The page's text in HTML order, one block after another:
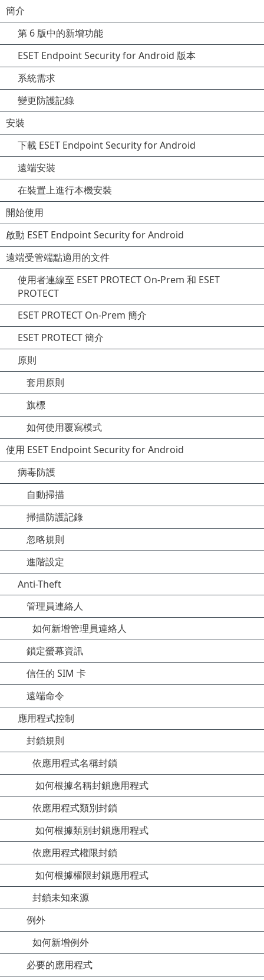
簡介
第 6 版中的新增功能
ESET Endpoint Security for Android 版本
系統需求
變更防護記錄
安裝
下載 ESET Endpoint Security for Android
遠端安裝
在裝置上進行本機安裝
開始使用
啟動 ESET Endpoint Security for Android
遠端受管端點適用的文件
使用者連線至 ESET PROTECT On-Prem 和 ESET
PROTECT
ESET PROTECT On-Prem 簡介
ESET PROTECT 簡介
原則
套用原則
旗標
如何使用覆寫模式
使用 ESET Endpoint Security for Android
病毒防護
自動掃描
掃描防護記錄
忽略規則
進階設定
Anti-Theft
管理員連絡人
如何新增管理員連絡人
鎖定螢幕資訊
信任的 SIM 卡
遠端命令
應用程式控制
封鎖規則
依應用程式名稱封鎖
如何根據名稱封鎖應用程式
依應用程式類別封鎖
如何根據類別封鎖應用程式
依應用程式權限封鎖
如何根據權限封鎖應用程式
封鎖未知來源
例外
如何新增例外
必要的應用程式